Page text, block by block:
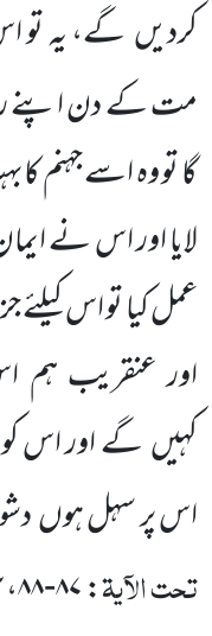
کردیںگے، یہ تو
مت کے دن
گا تو وہ اسے جہنم
لایا اور اس نے
عمل کیا تو اس
اور عنقریب ہم
کہیںگے اور اس
اس پر سہل ہوں
تحت الآیۃ: ۸۷-۸۸، ۳ / ۴۰۳،